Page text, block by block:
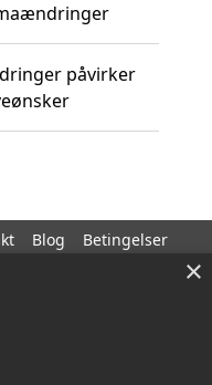
påvirker
Blog Betingelser
×